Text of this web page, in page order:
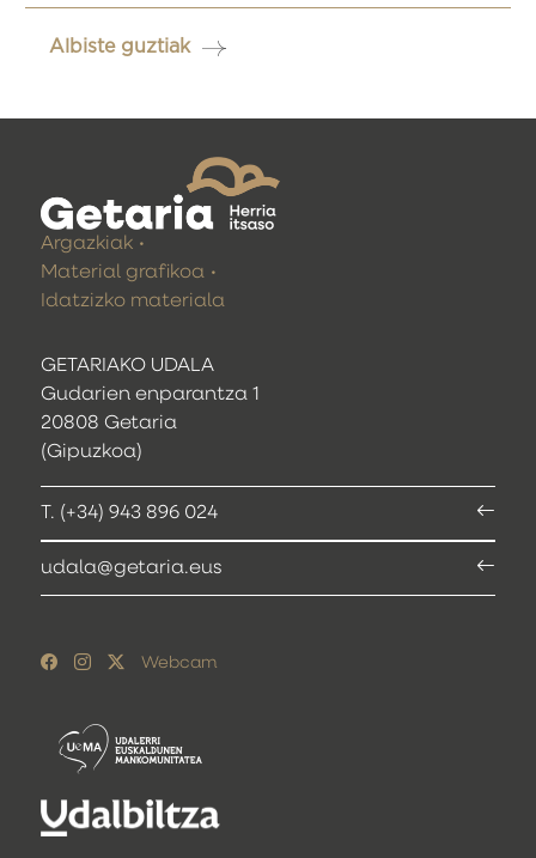
Albiste guztiak
GETARIAKO UDALA
Gudarien enparantza 1
20808 Getaria
(Gipuzkoa)
T. (+34) 943 896 024
udala@getaria.eus
Argazkiak
Material grafikoa
Idatzizko materiala
Webcam